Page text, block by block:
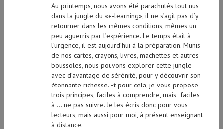
Au printemps, nous avons été parachutés tout nus
dans la jungle du «e-learning», il ne s’agit pas d’y
retourner dans les mêmes conditions, mêmes un
peu aguerris par l’expérience. Le temps était à
l’urgence, il est aujourd’hui à la préparation. Munis
de nos cartes, crayons, livres, machettes et autres
boussoles, nous pouvons explorer cette jungle
avec d’avantage de sérénité, pour y découvrir son
étonnante richesse. Et pour cela, je vous propose
trois principes, faciles à comprendre, mais faciles
à … ne pas suivre. Je les écris donc pour vous
lecteurs, mais aussi pour moi, à présent enseignant
à distance.